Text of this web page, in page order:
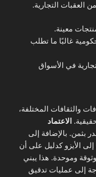
العقبات التجارية.
معينة.
غالبًا ما تطلب
في الأسواق
والثقافات المختلفة،
الاعتماد
بثمن. بالإضافة إلى
الأيزو كدليل على أن
وموحدة. هذا يبني
إلى عمليات تدقيق